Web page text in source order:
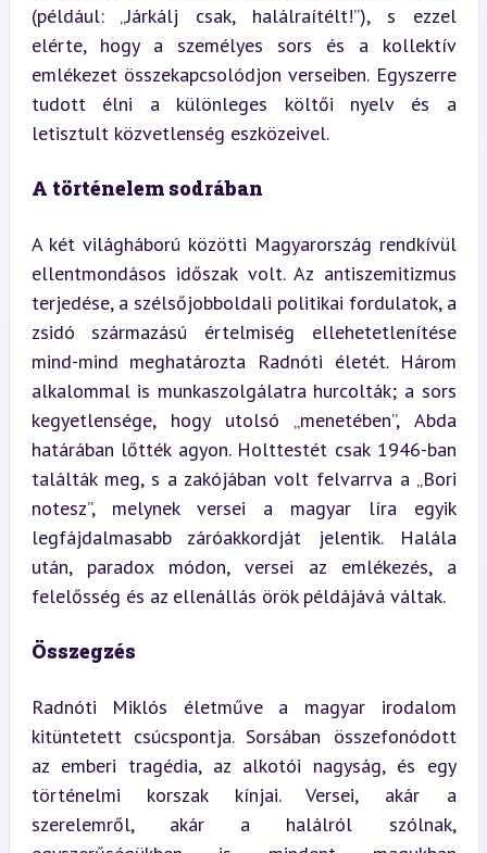
(például: „Járkálj csak, halálraítélt!”), s ezzel
elérte, hogy a személyes sors és a kollektív
emlékezet összekapcsolódjon verseiben. Egyszerre
tudott élni a különleges költői nyelv és a
letisztult közvetlenség eszközeivel.
A történelem sodrában
A két világháború közötti Magyarország rendkívül
ellentmondásos időszak volt. Az antiszemitizmus
terjedése, a szélsőjobboldali politikai fordulatok, a
zsidó származású értelmiség ellehetetlenítése
mind-mind meghatározta Radnóti életét. Három
alkalommal is munkaszolgálatra hurcolták; a sors
kegyetlensége, hogy utolsó „menetében”, Abda
határában lőtték agyon. Holttestét csak 1946-ban
találták meg, s a zakójában volt felvarrva a „Bori
notesz”, melynek versei a magyar líra egyik
legfájdalmasabb záróakkordját jelentik. Halála
után, paradox módon, versei az emlékezés, a
felelősség és az ellenállás örök példájává váltak.
Összegzés
Radnóti Miklós életműve a magyar irodalom
kitüntetett csúcspontja. Sorsában összefonódott
az emberi tragédia, az alkotói nagyság, és egy
történelmi korszak kínjai. Versei, akár a
szerelemről, akár a halálról szólnak,